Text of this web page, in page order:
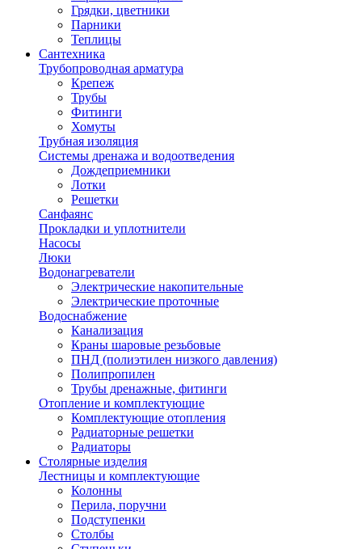
Грядки, цветники
Парники
Теплицы
Сантехника
Трубопроводная арматура
Крепеж
Трубы
Фитинги
Хомуты
Трубная изоляция
Системы дренажа и водоотведения
Дождеприемники
Лотки
Решетки
Санфаянс
Прокладки и уплотнители
Насосы
Люки
Водонагреватели
Электрические накопительные
Электрические проточные
Водоснабжение
Канализация
Краны шаровые резьбовые
ПНД (полиэтилен низкого давления)
Полипропилен
Трубы дренажные, фитинги
Отопление и комплектующие
Комплектующие отопления
Радиаторные решетки
Радиаторы
Столярные изделия
Лестницы и комплектующие
Колонны
Перила, поручни
Подступенки
Столбы